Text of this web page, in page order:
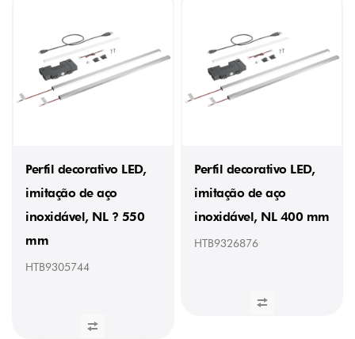
Perfil decorativo LED,
imitação de aço
inoxidável, NL ? 550
mm
HTB9305744
Perfil decorativo LED,
imitação de aço
inoxidável, NL 400 mm
HTB9326876